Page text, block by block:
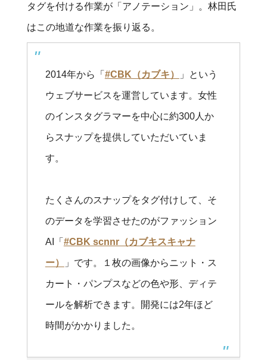
タグを付ける作業が「アノテーション」。林田氏
はこの地道な作業を振り返る。
2014年から「 #CBK（カブキ） 」という
ウェブサービスを運営しています。女性
のインスタグラマーを中心に約300人か
らスナップを提供していただいていま
す。
たくさんのスナップをタグ付けして、そ
のデータを学習させたのがファッション
AI「 #CBK scnnr（カブキスキャナ
ー） 」です。１枚の画像からニット・ス
カート・パンプスなどの色や形、ディテ
ールを解析できます。開発には2年ほど
時間がかかりました。